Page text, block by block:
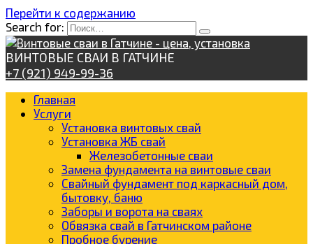
Перейти к содержанию
Search for:
ВИНТОВЫЕ СВАИ В ГАТЧИНЕ
+7 (921) 949-99-36
Главная
Услуги
Установка винтовых свай
Установка ЖБ свай
Железобетонные сваи
Замена фундамента на винтовые сваи
Свайный фундамент под каркасный дом,
бытовку, баню
Заборы и ворота на сваях
Обвязка свай в Гатчинском районе
Пробное бурение